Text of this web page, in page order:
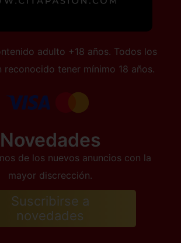
adulto +18 años. Todos los
reconocido tener mínimo 18 años.
Novedades
de los nuevos anuncios con la
mayor discrección.
Suscribirse a
novedades